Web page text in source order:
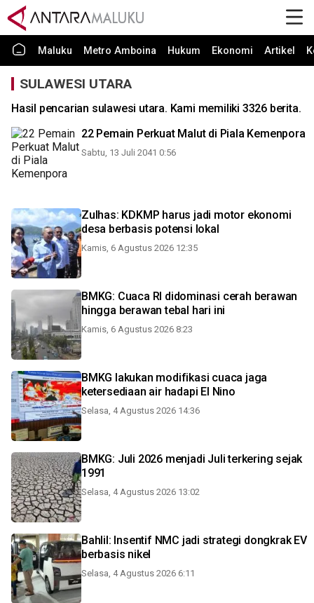
Maluku Metro Amboina Hukum Ekonomi Artikel
SULAWESI UTARA
Hasil pencarian sulawesi utara. Kami memiliki 3326 berita.
22 Pemain Perkuat Malut di Piala Kemenpora
Sabtu, 13 Juli 2041 0:56
Zulhas: KDKMP harus jadi motor ekonomi
desa berbasis potensi lokal
Kamis, 6 Agustus 2026 12:35
BMKG: Cuaca RI didominasi cerah berawan
hingga berawan tebal hari ini
Kamis, 6 Agustus 2026 8:23
BMKG lakukan modifikasi cuaca jaga
ketersediaan air hadapi El Nino
Selasa, 4 Agustus 2026 14:36
BMKG: Juli 2026 menjadi Juli terkering sejak
1991
Selasa, 4 Agustus 2026 13:02
Bahlil: Insentif NMC jadi strategi dongkrak EV
berbasis nikel
Selasa, 4 Agustus 2026 6:11